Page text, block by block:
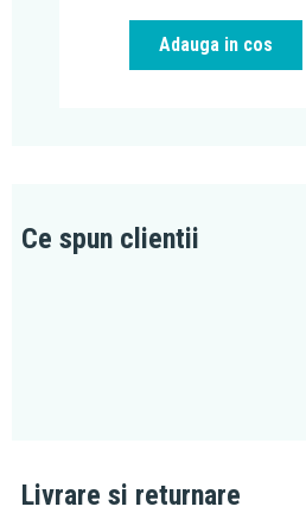
Adauga in cos
Ce spun clientii
Livrare si returnare